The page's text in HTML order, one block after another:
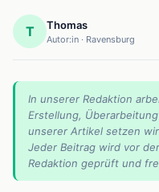
T Thomas
Autor:in · Ravensburg
In unserer Redaktion
Erstellung,
unserer Artikel setzen
Jeder Beitrag wird vor
Redaktion geprüft und